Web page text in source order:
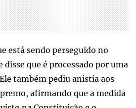
está sendo perseguido no
disse que é processado por uma
também pediu anistia aos
afirmando que a medida